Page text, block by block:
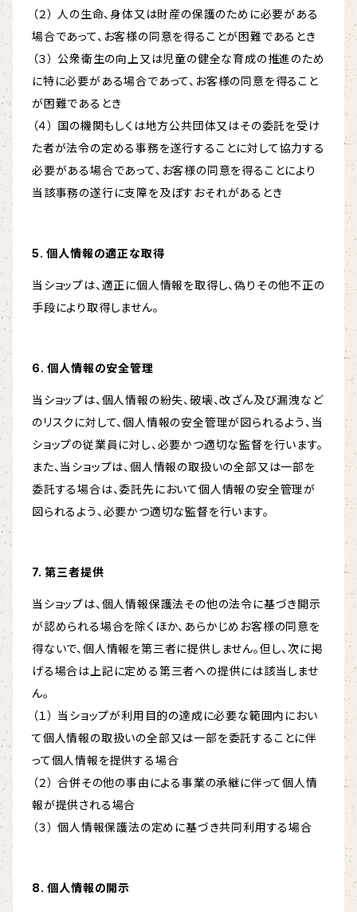
（２） 人の生命、身体又は財産の保護のために必要がある
場合であって、お客様の同意を得ることが困難であるとき
（３） 公衆衛生の向上又は児童の健全な育成の推進のため
に特に必要がある場合であって、お客様の同意を得ること
が困難であるとき
（４） 国の機関もしくは地方公共団体又はその委託を受け
た者が法令の定める事務を遂行することに対して協力する
必要がある場合であって、お客様の同意を得ることにより
当該事務の遂行に支障を及ぼすおそれがあるとき
5. 個人情報の適正な取得
当ショップは、適正に個人情報を取得し、偽りその他不正の
手段により取得しません。
6. 個人情報の安全管理
当ショップは、個人情報の紛失、破壊、改ざん及び漏洩など
のリスクに対して、個人情報の安全管理が図られるよう、当
ショップの従業員に対し、必要かつ適切な監督を行います。
また、当ショップは、個人情報の取扱いの全部又は一部を
委託する場合は、委託先において個人情報の安全管理が
図られるよう、必要かつ適切な監督を行います。
7. 第三者提供
当ショップは、個人情報保護法その他の法令に基づき開示
が認められる場合を除くほか、あらかじめお客様の同意を
得ないで、個人情報を第三者に提供しません。但し、次に掲
げる場合は上記に定める第三者への提供には該当しませ
ん。
（１） 当ショップが利用目的の達成に必要な範囲内におい
て個人情報の取扱いの全部又は一部を委託することに伴
って個人情報を提供する場合
（２） 合併その他の事由による事業の承継に伴って個人情
報が提供される場合
（３） 個人情報保護法の定めに基づき共同利用する場合
8. 個人情報の開示